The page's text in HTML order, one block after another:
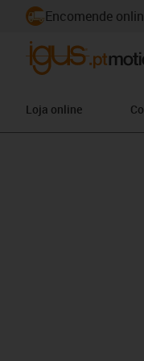
Encomende
Loja online